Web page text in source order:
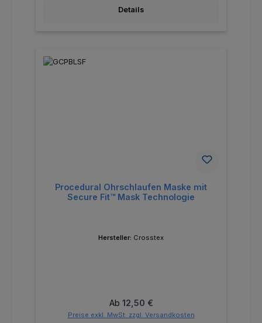
Details
Procedural Ohrschlaufen Maske mit
Secure Fit™ Mask Technologie
Hersteller: Crosstex
Regulärer Preis:
Ab 12,50 €
Preise exkl. MwSt. zzgl. Versandkosten